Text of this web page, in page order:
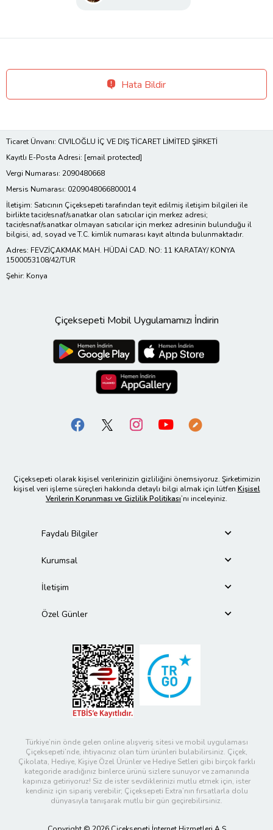
Hata Bildir
Ticaret Ünvanı: CIVILOĞLU İÇ VE DIŞ TİCARET LİMİTED ŞİRKETİ
Kayıtlı E-Posta Adresi: [email protected]
Vergi Numarası: 2090480668
Mersis Numarası: 0209048066800014
İletişim: Satıcının Çiçeksepeti tarafından teyit edilmiş iletişim bilgileri ile
birlikte tacir/esnaf/sanatkar olan satıcılar için merkez adresi;
tacir/esnaf/sanatkar olmayan satıcılar için merkez adresinin bulunduğu il
bilgisi, ad, soyad ve T.C. kimlik numarası kayıt altında bulunmaktadır.
Adres: FEVZİÇAKMAK MAH. HÜDAİ CAD. NO: 11 KARATAY/ KONYA
1500053108/42/TUR
Şehir: Konya
Çiçeksepeti Mobil Uygulamamızı İndirin
Çiçeksepeti olarak kişisel verilerinizin gizliliğini önemsiyoruz. Şirketimizin
kişisel veri işleme süreçleri hakkında detaylı bilgi almak için lütfen Kişisel
Verilerin Korunması ve Gizlilik Politikası’nı inceleyiniz.
Faydalı Bilgiler
Kurumsal
İletişim
Özel Günler
Türkiye’nin önde gelen online alışveriş sitesi ve mobil uygulaması
Çiçeksepeti’nde, ihtiyacınız olan tüm ürünleri bulabilirsiniz. Çiçek,
Çikolata, Hediye, Kişiye Özel Ürünler ve Hediye Setleri gibi birçok farklı
kategoride aradığınız binlerce ürünü sizlere sunuyor ve zamanında
kapınıza getiriyoruz! Siz de ister sevdiklerinizi mutlu etmek için, ister
kendiniz için sipariş verebilir; Çiçeksepeti Extra’nın fırsatlarla dolu
dünyasıyla tanışarak mutlu bir gün geçirebilirsiniz.